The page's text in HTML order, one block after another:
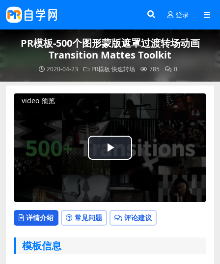
登录
PR模板-500个图形蒙版遮罩过渡转场动画
Transition Mattes Toolkit
2020-04-23 PR模板 快速转场 785 0
video 预览
Play
Video
详情介绍 常见问题 评论建议
模板信息